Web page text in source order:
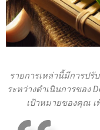
รายการเหล่านี้มีการปรั
ระหว่างดำเนินการของ
เป้าหมายของคุณ